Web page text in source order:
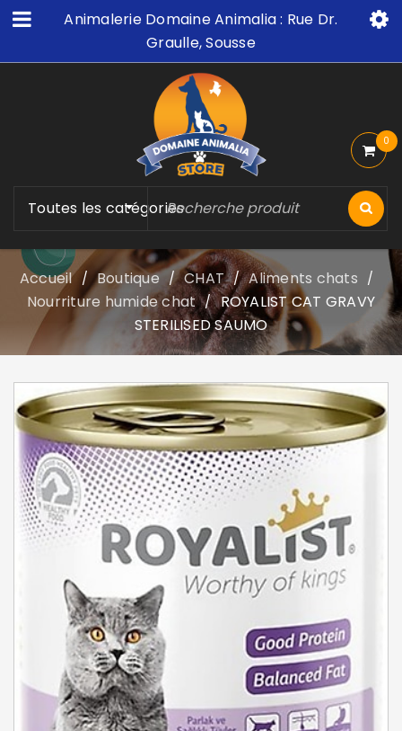
Animalerie Domaine Animalia : Rue Dr.
Graulle, Sousse
Toutes les catégories
0
Accueil / Boutique / CHAT / Aliments chats /
Nourriture humide chat / ROYALIST CAT GRAVY
STERILISED SAUMO